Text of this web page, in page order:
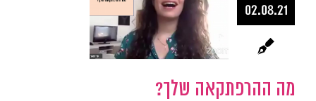
02.08.21
מה ההרפתקאה שלך?